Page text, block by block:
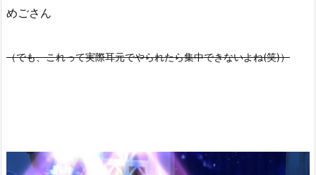
めごさん
（でも、これって実際耳元でやられたら集中できないよね(笑)）